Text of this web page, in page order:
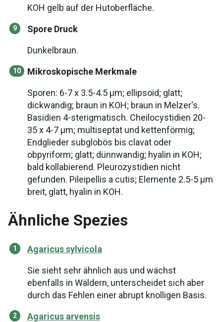
KOH gelb auf der Hutoberfläche.
Spore Druck
Dunkelbraun.
Mikroskopische Merkmale
Sporen: 6-7 x 3.5-4.5 µm; ellipsoid; glatt;
dickwandig; braun in KOH; braun in Melzer's.
Basidien 4-sterigmatisch. Cheilocystidien 20-
35 x 4-7 µm; multiseptat und kettenförmig;
Endglieder subglobös bis clavat oder
obpyriform; glatt; dünnwandig; hyalin in KOH;
bald kollabierend. Pleurozystidien nicht
gefunden. Pileipellis a cutis; Elemente 2.5-5 µm
breit, glatt, hyalin in KOH.
Ähnliche Spezies
Agaricus sylvicola
Sie sieht sehr ähnlich aus und wächst
ebenfalls in Wäldern, unterscheidet sich aber
durch das Fehlen einer abrupt knolligen Basis.
Agaricus arvensis